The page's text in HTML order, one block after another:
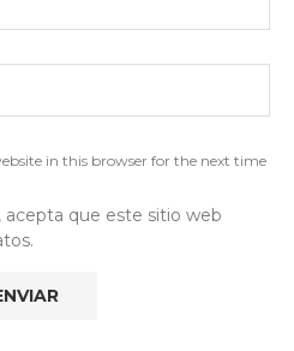
in this browser for the next time
acepta que este sitio web